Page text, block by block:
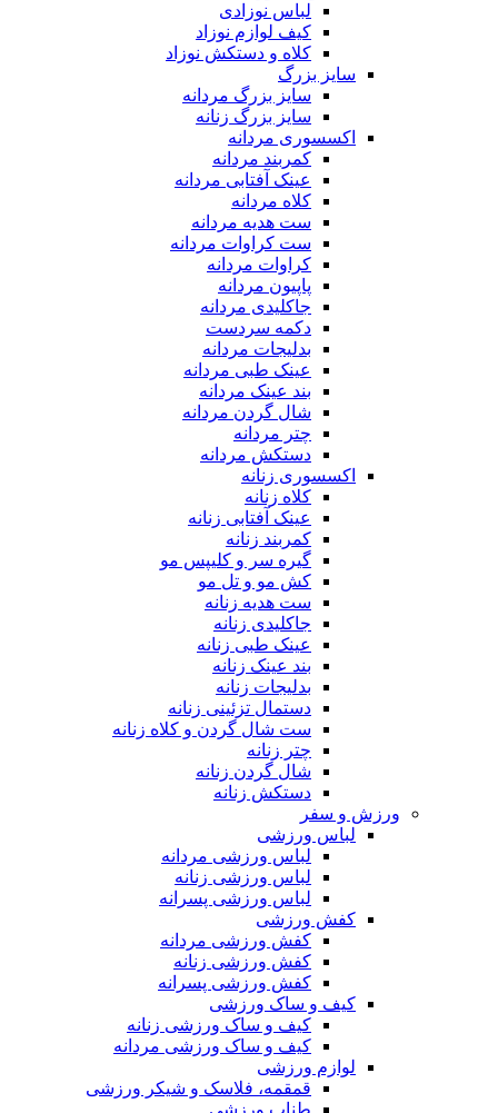
لباس نوزادی
کیف لوازم نوزاد
کلاه و دستکش نوزاد
سایز بزرگ
سایز بزرگ مردانه
سایز بزرگ زنانه
اکسسوری مردانه
کمربند مردانه
عینک آفتابی مردانه
کلاه مردانه
ست هدیه مردانه
ست کراوات مردانه
کراوات مردانه
پاپیون مردانه
جاکلیدی مردانه
دکمه سردست
بدلیجات مردانه
عینک طبی مردانه
بند عینک مردانه
شال گردن مردانه
چتر مردانه
دستکش مردانه
اکسسوری زنانه
کلاه زنانه
عینک آفتابی زنانه
کمربند زنانه
گیره سر و کلیپس مو
کش مو و تل مو
ست هدیه زنانه
جاکلیدی زنانه
عینک طبی زنانه
بند عینک زنانه
بدلیجات زنانه
دستمال تزئینی زنانه
ست شال گردن و کلاه زنانه
چتر زنانه
شال گردن زنانه
دستکش زنانه
ورزش و سفر
لباس ورزشی
لباس ورزشی مردانه
لباس ورزشی زنانه
لباس ورزشی پسرانه
کفش ورزشی
کفش ورزشی مردانه
کفش ورزشی زنانه
کفش ورزشی پسرانه
کیف و ساک ورزشی
کیف و ساک ورزشی زنانه
کیف و ساک ورزشی مردانه
لوازم ورزشی
قمقمه، فلاسک و شیکر ورزشی
طناب ورزشی